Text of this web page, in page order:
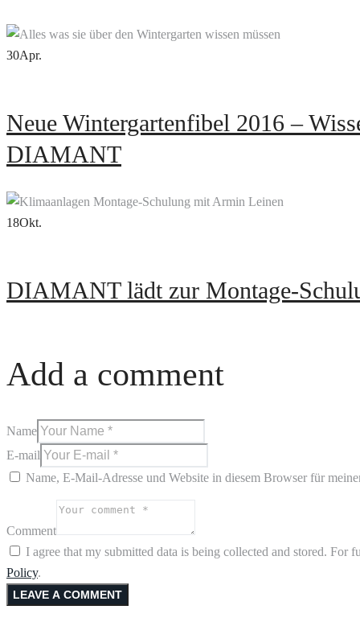
30Apr.
Neue Wintergartenfibel 2016 –
DIAMANT
18Okt.
DIAMANT lädt zur Montage-
Add a comment
Name
E-mail
Name, E-Mail-Adresse und Website in diesem Browser für
Comment
I agree that my submitted data is being collected and stored. For
Policy.